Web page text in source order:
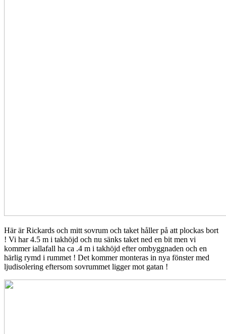
Här är Rickards och mitt sovrum och taket håller på att plockas bort
! Vi har 4.5 m i takhöjd och nu sänks taket ned en bit men vi
kommer iallafall ha ca .4 m i takhöjd efter ombyggnaden och en
härlig rymd i rummet ! Det kommer monteras in nya fönster med
ljudisolering eftersom sovrummet ligger mot gatan !